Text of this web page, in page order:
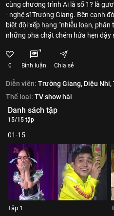
cùng chương trình Ai là số 1? là
- nghệ sĩ Trường Giang. Bên cạnh
biệt đội xếp hạng “nhiễu loạn,
những pha chặt chém hứa hẹn dậy
0
9
Bình luận Chia sẻ
Diễn viên: Trường Giang, Diệu Nhi,
Thể loại: TV show hài
Danh sách tập
15/15 tập
01-15
Tập 1